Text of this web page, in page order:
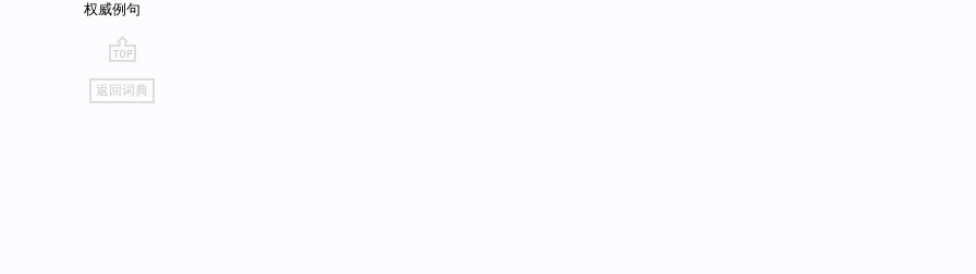
权威例句
go
top
返回词典